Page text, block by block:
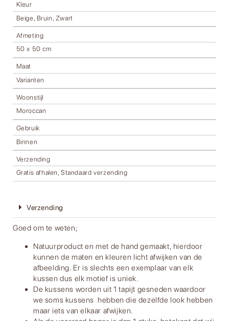
Kleur
Beige, Bruin, Zwart
Afmeting
50 x 50 cm
Maat
Varianten
Woonstijl
Moroccan
Gebruik
Binnen
Verzending
Gratis afhalen, Standaard verzending
Verzending
Goed om te weten;
Natuurproduct en met de hand gemaakt, hierdoor
kunnen de maten en kleuren licht afwijken van de
afbeelding. Er is slechts een exemplaar van elk
kussen dus elk motief is uniek.
De kussens worden uit 1 tapijt gesneden waardoor
we soms kussens hebben die dezelfde look hebben
maar iets van elkaar afwijken.